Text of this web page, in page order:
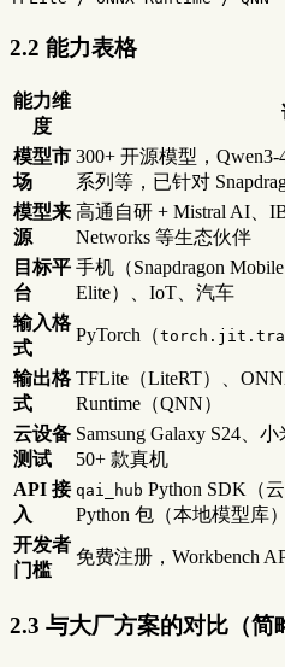
2.2 能力表格
能力维
度
模型市
场
300+ 开源模型，
系列等，已针对
模型来
源
高通自研 + Mistral AI、
Networks 等生态伙伴
目标平
台
手机（Snapdragon
Elite）、IoT、汽车
输入格
式
PyTorch（
输出格
式
TFLite（LiteRT）、
Runtime（QNN）
云设备
测试
Samsung Galaxy S24、
50+ 款真机
API 接
入
qai_hub Python SDK（
Python 包（本地模型库）
开发者
门槛
免费注册，Workbench
2.3 与大厂方案的对比（简